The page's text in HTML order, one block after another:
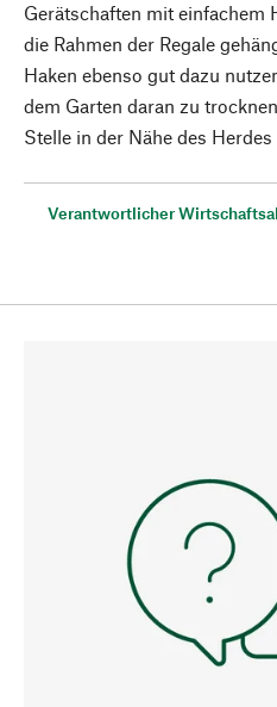
Gerätschaften mit einfachem
die Rahmen der Regale
Haken ebenso gut dazu
dem Garten daran zu
Stelle in der Nähe des
Verantwortlicher